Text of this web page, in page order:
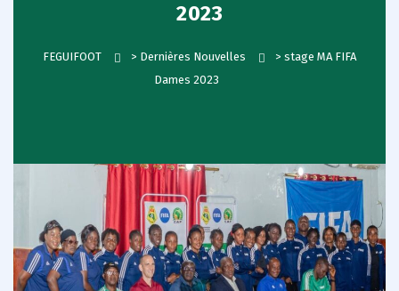
2023
FEGUIFOOT > Dernières Nouvelles > stage MA FIFA
Dames 2023